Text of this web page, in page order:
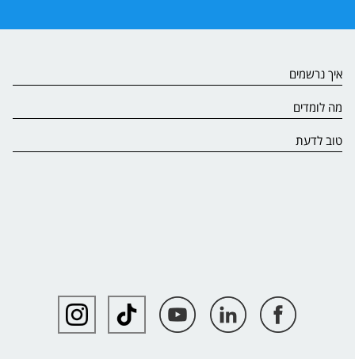
איך נרשמים
מה לומדים
טוב לדעת